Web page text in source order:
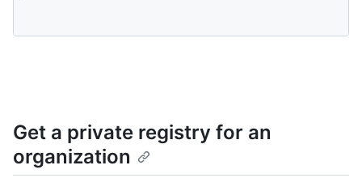
Get a private registry for an
organization